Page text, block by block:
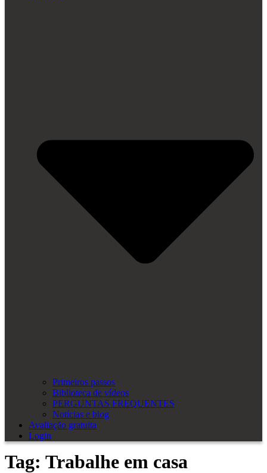
Primeiros passos
Biblioteca de vídeos
PERGUNTAS FREQUENTES
Notícias e blog
Avaliação gratuita
Login
Tag: Trabalhe em casa